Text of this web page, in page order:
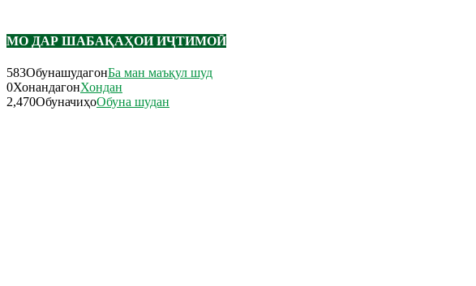
МО ДАР ШАБАҚАҲОИ ИҶТИМОӢ
583ОбунашудагонБа ман маъқул шуд
0ХонандагонХондан
2,470ОбуначиҳоОбуна шудан